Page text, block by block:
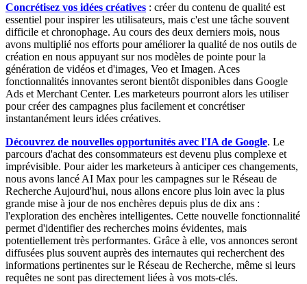
Concrétisez vos idées créatives : créer du contenu de qualité est
essentiel pour inspirer les utilisateurs, mais c'est une tâche souvent
difficile et chronophage. Au cours des deux derniers mois, nous
avons multiplié nos efforts pour améliorer la qualité de nos outils de
création en nous appuyant sur nos modèles de pointe pour la
génération de vidéos et d'images, Veo et Imagen. Aces
fonctionnalités innovantes seront bientôt disponibles dans Google
Ads et Merchant Center. Les marketeurs pourront alors les utiliser
pour créer des campagnes plus facilement et concrétiser
instantanément leurs idées créatives.
Découvrez de nouvelles opportunités avec l'IA de Google. Le
parcours d'achat des consommateurs est devenu plus complexe et
imprévisible. Pour aider les marketeurs à anticiper ces changements,
nous avons lancé AI Max pour les campagnes sur le Réseau de
Recherche Aujourd'hui, nous allons encore plus loin avec la plus
grande mise à jour de nos enchères depuis plus de dix ans :
l'exploration des enchères intelligentes. Cette nouvelle fonctionnalité
permet d'identifier des recherches moins évidentes, mais
potentiellement très performantes. Grâce à elle, vos annonces seront
diffusées plus souvent auprès des internautes qui recherchent des
informations pertinentes sur le Réseau de Recherche, même si leurs
requêtes ne sont pas directement liées à vos mots-clés.